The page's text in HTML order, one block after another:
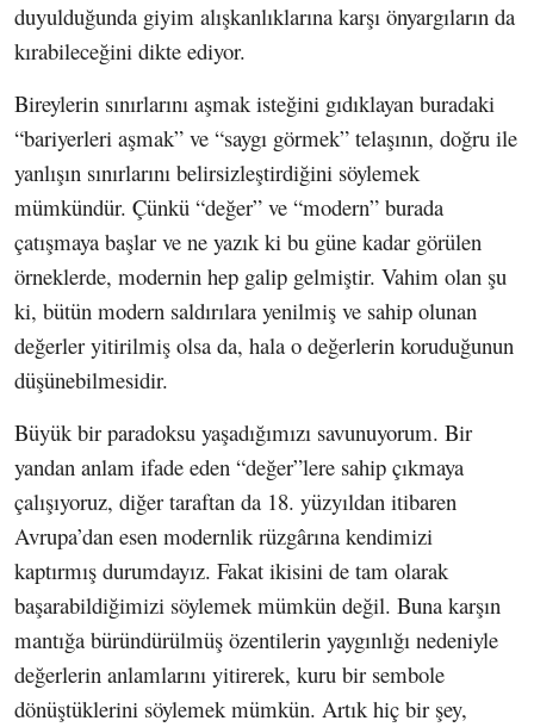
duyulduğunda giyim alışkanlıklarına karşı önyargıların da
kırabileceğini dikte ediyor.
Bireylerin sınırlarını aşmak isteğini gıdıklayan buradaki
“bariyerleri aşmak” ve “saygı görmek” telaşının, doğru ile
yanlışın sınırlarını belirsizleştirdiğini söylemek
mümkündür. Çünkü “değer” ve “modern” burada
çatışmaya başlar ve ne yazık ki bu güne kadar görülen
örneklerde, modernin hep galip gelmiştir. Vahim olan şu
ki, bütün modern saldırılara yenilmiş ve sahip olunan
değerler yitirilmiş olsa da, hala o değerlerin koruduğunun
düşünebilmesidir.
Büyük bir paradoksu yaşadığımızı savunuyorum. Bir
yandan anlam ifade eden “değer”lere sahip çıkmaya
çalışıyoruz, diğer taraftan da 18. yüzyıldan itibaren
Avrupa’dan esen modernlik rüzgârına kendimizi
kaptırmış durumdayız. Fakat ikisini de tam olarak
başarabildiğimizi söylemek mümkün değil. Buna karşın
mantığa büründürülmüş özentilerin yaygınlığı nedeniyle
değerlerin anlamlarını yitirerek, kuru bir sembole
dönüştüklerini söylemek mümkün. Artık hiç bir şey,